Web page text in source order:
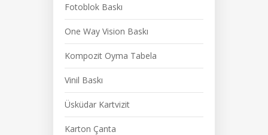
Fotoblok Baskı
One Way Vision Baskı
Kompozit Oyma Tabela
Vinil Baskı
Üsküdar Kartvizit
Karton Çanta